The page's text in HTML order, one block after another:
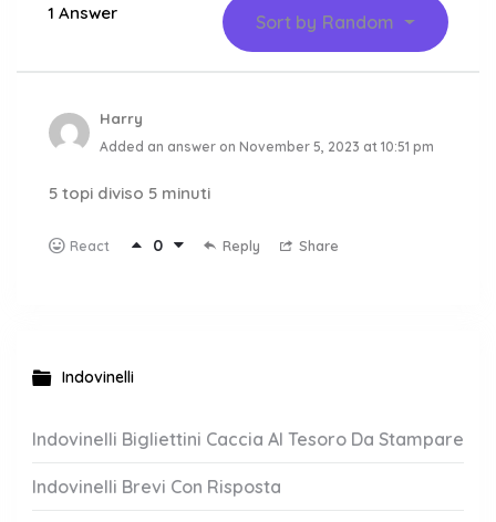
1 Answer Sort by Random
Harry
Added an answer on November 5, 2023 at 10:51 pm
5 topi diviso 5 minuti
React 0 Reply Share
Indovinelli
Indovinelli Bigliettini Caccia Al Tesoro Da Stampare
Indovinelli Brevi Con Risposta